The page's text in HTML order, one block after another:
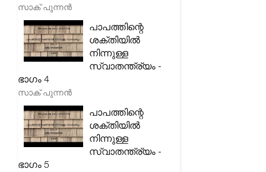
സാക് പുന്നൻ
പാപത്തിന്റെ
ശക്തിയിൽ
നിന്നുള്ള
സ്വാതന്ത്ര്യം -
ഭാഗം 4
സാക് പുന്നൻ
പാപത്തിന്റെ
ശക്തിയിൽ
നിന്നുള്ള
സ്വാതന്ത്ര്യം -
ഭാഗം 5